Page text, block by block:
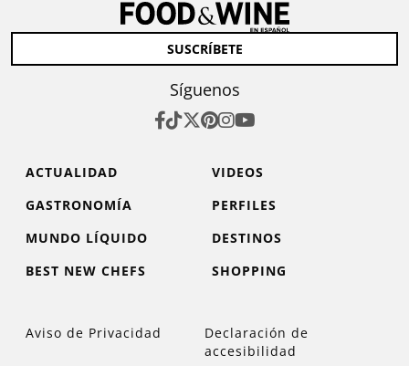
SUSCRÍBETE
Síguenos
ACTUALIDAD
VIDEOS
GASTRONOMÍA
PERFILES
MUNDO LÍQUIDO
DESTINOS
BEST NEW CHEFS
SHOPPING
Aviso de Privacidad
Declaración de
accesibilidad